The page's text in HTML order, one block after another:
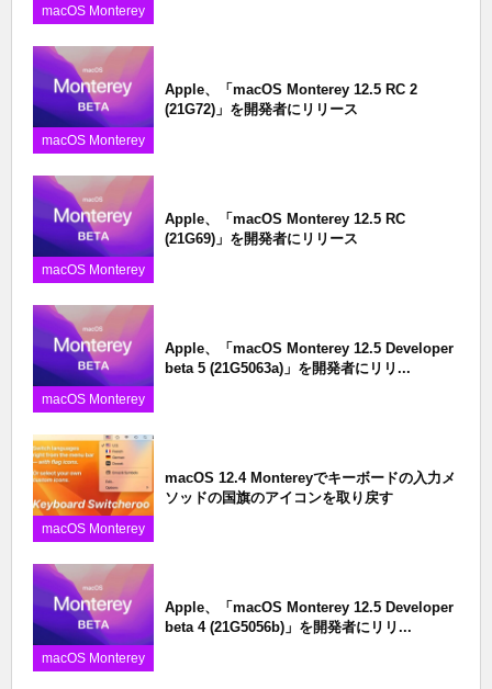
macOS Monterey
macOS Monterey
Apple、「macOS Monterey 12.5 RC 2
(21G72)」を開発者にリリース
macOS Monterey
Apple、「macOS Monterey 12.5 RC
(21G69)」を開発者にリリース
macOS Monterey
Apple、「macOS Monterey 12.5 Developer
beta 5 (21G5063a)」を開発者にリリ...
macOS Monterey
macOS 12.4 Montereyでキーボードの入力メ
ソッドの国旗のアイコンを取り戻す
macOS Monterey
Apple、「macOS Monterey 12.5 Developer
beta 4 (21G5056b)」を開発者にリリ...